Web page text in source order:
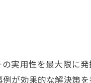
実用性を最大限に
が効果的な解決策